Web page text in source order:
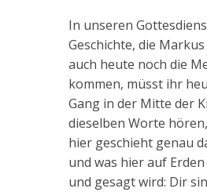
In unseren
Geschichte, die
auch heute noch die
kommen, müsst ihr
Gang in der Mitte der
dieselben Worte
hier geschieht genau
und was hier auf
und gesagt wird: Dir